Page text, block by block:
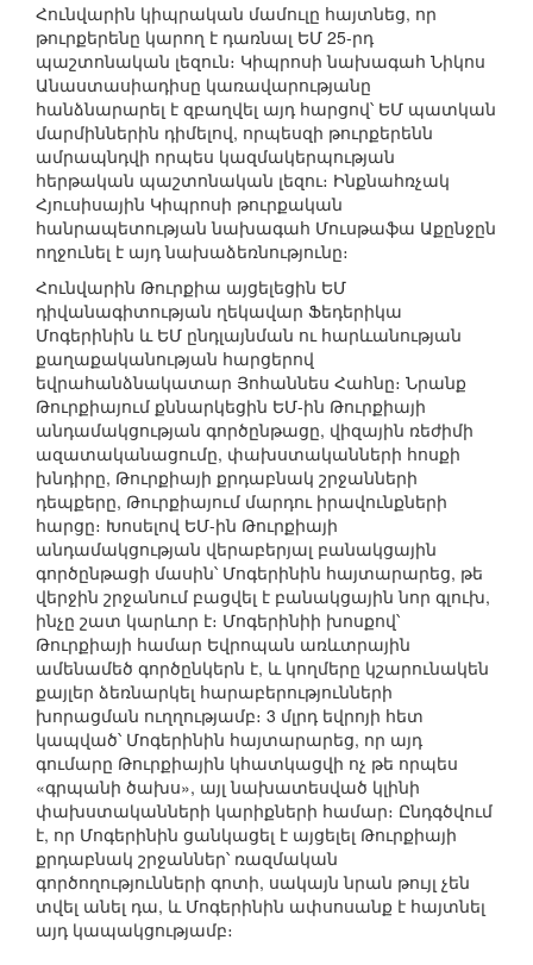
Հունվարին կիպրական մամուլը հայտնեց, որ
թուրքերենը կարող է դառնալ ԵՄ 25-րդ
պաշտոնական լեզուն։ Կիպրոսի նախագահ Նիկոս
Անաստասիադիսը կառավարությանը
հանձնարարել է զբաղվել այդ հարցով՝ ԵՄ պատկան
մարմիններին դիմելով, որպեսզի թուրքերենն
ամրապնդվի որպես կազմակերպության
հերթական պաշտոնական լեզու։ Ինքնահռչակ
Հյուսիսային Կիպրոսի թուրքական
հանրապետության նախագահ Մուսթաֆա Աքընջըն
ողջունել է այդ նախաձեռնությունը։
Հունվարին Թուրքիա այցելեցին ԵՄ
դիվանագիտության ղեկավար Ֆեդերիկա
Մոգերինին և ԵՄ ընդլայնման ու հարևանության
քաղաքականության հարցերով
եվրահանձնակատար Յոհաննես Հահնը։ Նրանք
Թուրքիայում քննարկեցին ԵՄ-ին Թուրքիայի
անդամակցության գործընթացը, վիզային ռեժիմի
ազատականացումը, փախստականների հոսքի
խնդիրը, Թուրքիայի քրդաբնակ շրջանների
դեպքերը, Թուրքիայում մարդու իրավունքների
հարցը։ Խոսելով ԵՄ-ին Թուրքիայի
անդամակցության վերաբերյալ բանակցային
գործընթացի մասին՝ Մոգերինին հայտարարեց, թե
վերջին շրջանում բացվել է բանակցային նոր գլուխ,
ինչը շատ կարևոր է։ Մոգերինիի խոսքով՝
Թուրքիայի համար Եվրոպան առևտրային
ամենամեծ գործընկերն է, և կողմերը կշարունակեն
քայլեր ձեռնարկել հարաբերությունների
խորացման ուղղությամբ։ 3 մլրդ եվրոյի հետ
կապված՝ Մոգերինին հայտարարեց, որ այդ
գումարը Թուրքիային կհատկացվի ոչ թե որպես
«գրպանի ծախս», այլ նախատեսված կլինի
փախստականների կարիքների համար։ Ընդգծվում
է, որ Մոգերինին ցանկացել է այցելել Թուրքիայի
քրդաբնակ շրջաններ՝ ռազմական
գործողությունների գոտի, սակայն նրան թույլ չեն
տվել անել դա, և Մոգերինին ափսոսանք է հայտնել
այդ կապակցությամբ։